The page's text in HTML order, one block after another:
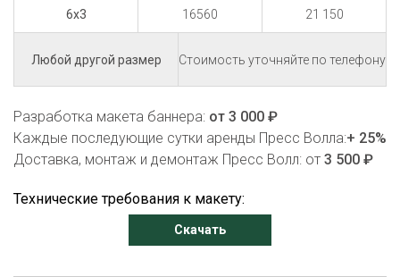
6х3 16560 21 150
Любой другой размер Стоимость уточняйте по телефону
Разработка макета баннера: от 3 000 ₽
Каждые последующие сутки аренды Пресс Волла:+ 25%
Доставка, монтаж и демонтаж Пресс Волл: от 3 500 ₽
Технические требования к макету:
Скачать